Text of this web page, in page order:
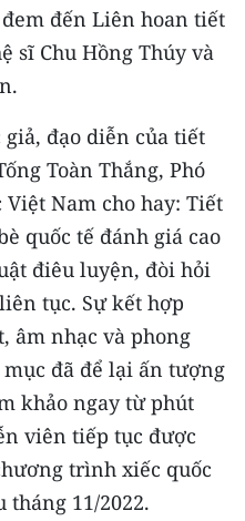
XÃ
đến Liên hoan tiết
sĩ Chu Hồng Thúy và
đạo diễn của tiết
Toàn Thắng, Phó
Nam cho hay: Tiết
quốc tế đánh giá cao
điêu luyện, đòi hỏi
tục. Sự kết hợp
âm nhạc và phong
đã để lại ấn tượng
khảo ngay từ phút
viên tiếp tục được
trình xiếc quốc
tháng 11/2022.